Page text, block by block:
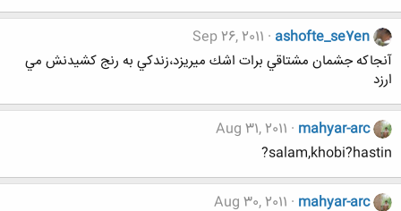
ashofte_se7en
Sep 26, 2011
آنجاكه جشمان مشتاقي برات اشك ميريزد،زندكي به رنج كشيدنش مي
ارزد
mahyar-arc
Aug 31, 2011
salam,khobi?hastin?
mahyar-arc
Aug 30, 2011